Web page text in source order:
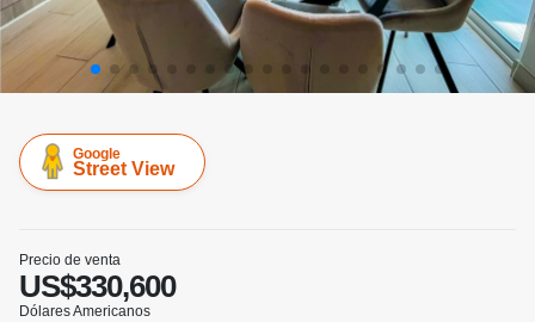
Google
Street View
Precio de venta
US$330,600
Dólares Americanos